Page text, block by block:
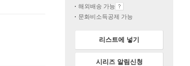
해외배송 가능
문화비소득공제 가능
리스트에 넣기
시리즈 알림신청